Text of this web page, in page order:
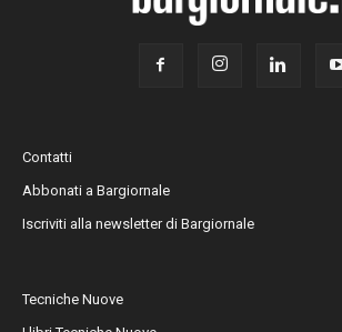
Contatti
Abbonati a Bargiornale
Iscriviti alla newsletter di Bargiornale
Tecniche Nuove